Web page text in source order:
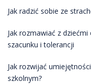
Jak radzić sobie ze
Jak rozmawiać z
szacunku i tolerancji
Jak rozwijać
szkolnym?